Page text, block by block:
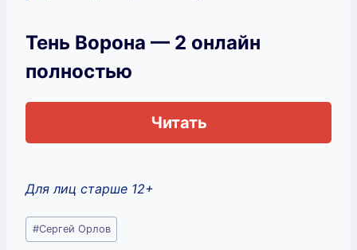
Тень Ворона — 2 онлайн
полностью
Читать
Для лиц старше 12+
Метки
записи:
#Сергей Орлов